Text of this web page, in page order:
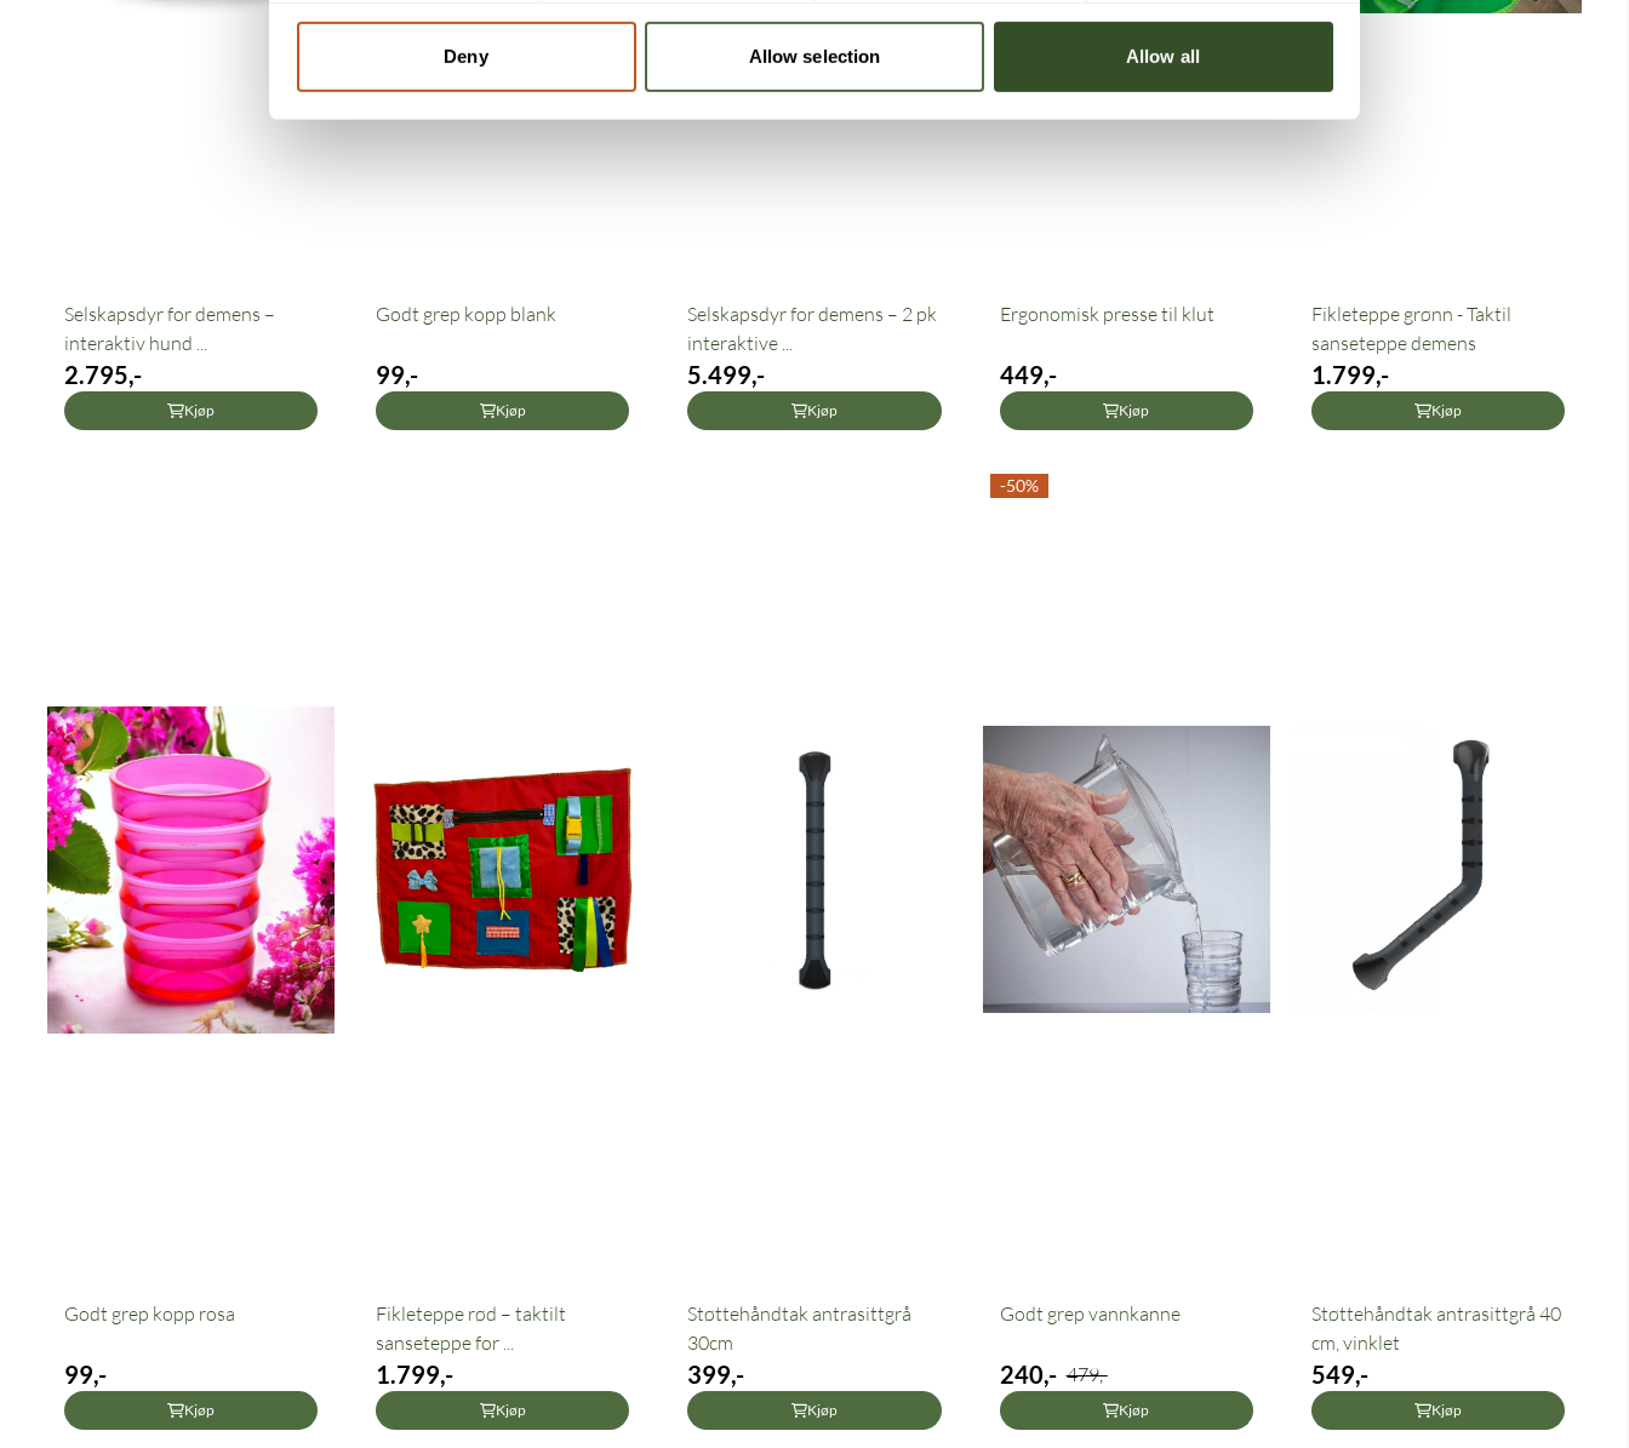
Deny Allow selection Allow all
Selskapsdyr for demens –
interaktiv hund ...
2.795,-
Kjøp
Godt grep kopp blank
99,-
Kjøp
Selskapsdyr for demens – 2 pk
interaktive ...
5.499,-
Kjøp
Ergonomisk presse til klut
449,-
Kjøp
Fikleteppe grønn - Taktil
sanseteppe demens
1.799,-
Kjøp
Godt grep kopp rosa
99,-
Kjøp
Fikleteppe rød – taktilt
sanseteppe for ...
1.799,-
Kjøp
Støttehåndtak antrasittgrå
30cm
399,-
Kjøp
-50%
Godt grep vannkanne
240,- 479,-
Kjøp
Støttehåndtak antrasittgrå 40
cm, vinklet
549,-
Kjøp